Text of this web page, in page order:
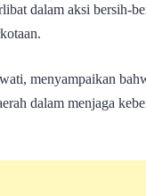
dalam aksi bersih-
menyampaikan
dalam menjaga